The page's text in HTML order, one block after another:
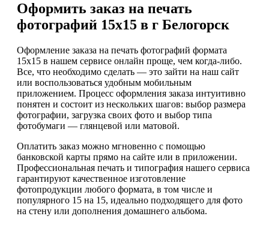
Оформить заказ на печать
фотографий 15х15 в г Белогорск
Оформление заказа на печать фотографий формата
15х15 в нашем сервисе онлайн проще, чем когда-либо.
Все, что необходимо сделать — это зайти на наш сайт
или воспользоваться удобным мобильным
приложением. Процесс оформления заказа интуитивно
понятен и состоит из нескольких шагов: выбор размера
фотографии, загрузка своих фото и выбор типа
фотобумаги — глянцевой или матовой.
Оплатить заказ можно мгновенно с помощью
банковской карты прямо на сайте или в приложении.
Профессиональная печать и типография нашего сервиса
гарантируют качественное изготовление
фотопродукции любого формата, в том числе и
популярного 15 на 15, идеально подходящего для фото
на стену или дополнения домашнего альбома.